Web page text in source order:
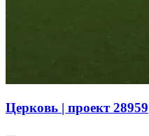
Церковь | проект 28959